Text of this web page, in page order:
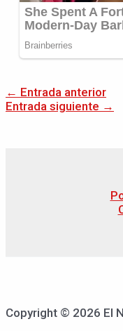
← Entrada anterior
Entrada siguiente →
Copyright © 2026 El